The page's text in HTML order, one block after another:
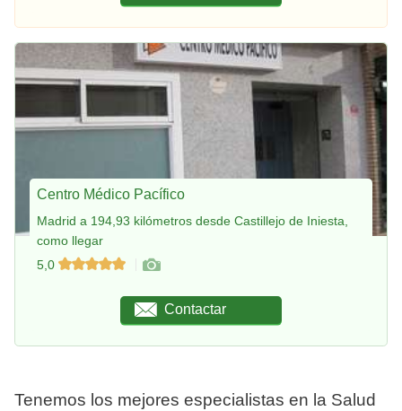
Centro Médico Pacífico
Madrid a 194,93 kilómetros desde Castillejo de Iniesta,
como llegar
5,0
Contactar
Tenemos los mejores especialistas en la Salud